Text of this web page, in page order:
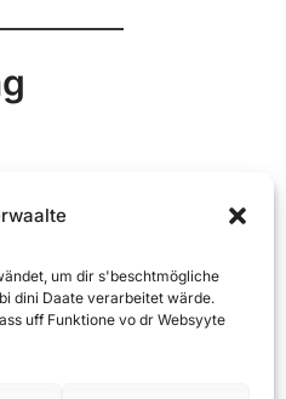
um dir s'beschtmögliche
dini Daate verarbeitet wärde.
uff Funktione vo dr Websyyte